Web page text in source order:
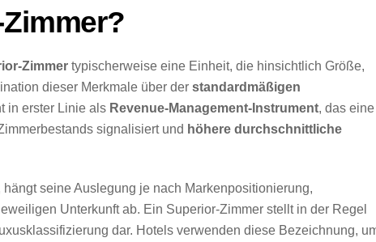
Zimmer typischerweise eine Einheit, die hinsichtlich Größe,
dieser Merkmale über der standardmäßigen
in erster Linie als Revenue-Management-Instrument, das eine
signalisiert und höhere durchschnittliche
seine Auslegung je nach Markenpositionierung,
Unterkunft ab. Ein Superior-Zimmer stellt in der Regel
dar. Hotels verwenden diese Bezeichnung,